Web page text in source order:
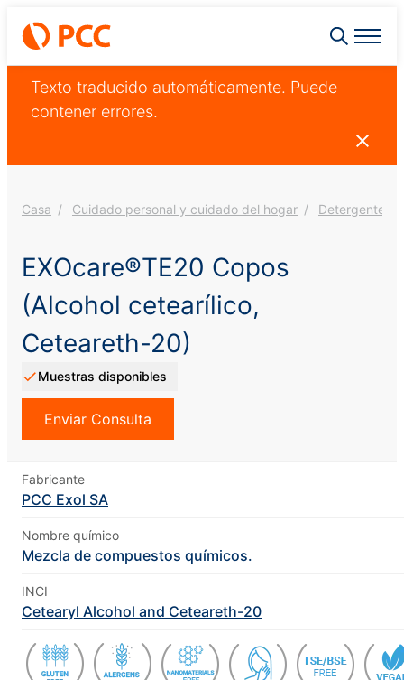
Texto traducido automáticamente. Puede
contener errores.
Casa Cuidado personal y cuidado del hogar Detergentes
EXOcare®TE20 Copos
(Alcohol cetearílico,
Ceteareth-20)
Muestras disponibles
Enviar Consulta
Fabricante
PCC Exol SA
Nombre químico
Mezcla de compuestos químicos.
INCI
Cetearyl Alcohol and Ceteareth-20